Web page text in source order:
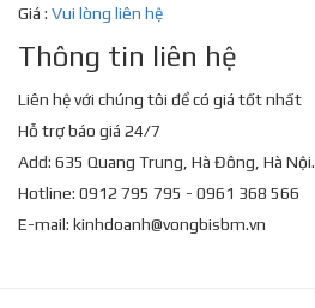
Giá : Vui lòng liên hệ
Thông tin liên hệ
Liên hệ với chúng tôi để có giá tốt nhất
Hỗ trợ báo giá 24/7
Add: 635 Quang Trung, Hà Đông, Hà Nội.
Hotline: 0912 795 795 - 0961 368 566
E-mail: kinhdoanh@vongbisbm.vn